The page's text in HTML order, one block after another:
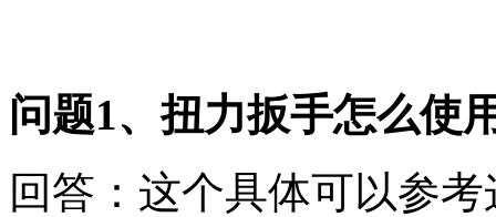
问题1、扭力扳手怎么使
回答：这个具体可以参